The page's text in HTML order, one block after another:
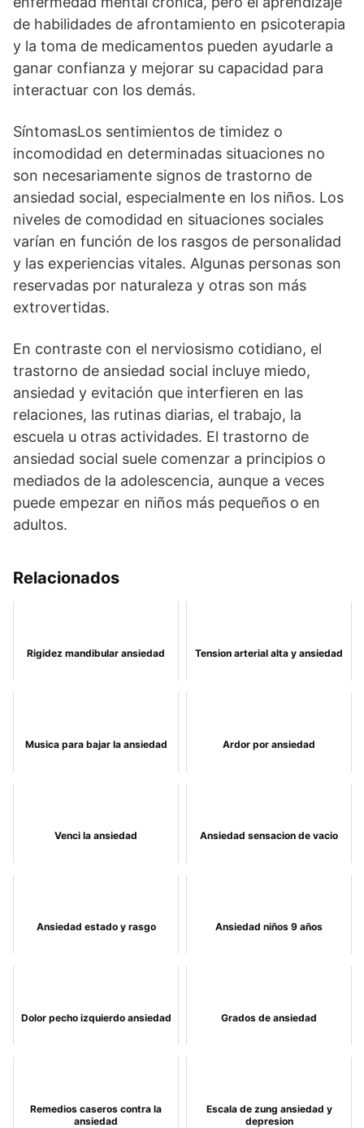
de habilidades de afrontamiento en psicoterapia
y la toma de medicamentos pueden ayudarle a
ganar confianza y mejorar su capacidad para
interactuar con los demás.
SíntomasLos sentimientos de timidez o
incomodidad en determinadas situaciones no
son necesariamente signos de trastorno de
ansiedad social, especialmente en los niños. Los
niveles de comodidad en situaciones sociales
varían en función de los rasgos de personalidad
y las experiencias vitales. Algunas personas son
reservadas por naturaleza y otras son más
extrovertidas.
En contraste con el nerviosismo cotidiano, el
trastorno de ansiedad social incluye miedo,
ansiedad y evitación que interfieren en las
relaciones, las rutinas diarias, el trabajo, la
escuela u otras actividades. El trastorno de
ansiedad social suele comenzar a principios o
mediados de la adolescencia, aunque a veces
puede empezar en niños más pequeños o en
adultos.
Relacionados
Rigidez mandibular ansiedad Tension arterial alta y ansiedad
Musica para bajar la ansiedad Ardor por ansiedad
Venci la ansiedad Ansiedad sensacion de vacio
Ansiedad estado y rasgo Ansiedad niños 9 años
Dolor pecho izquierdo ansiedad Grados de ansiedad
Remedios caseros contra la
ansiedad
Escala de zung ansiedad y
depresion